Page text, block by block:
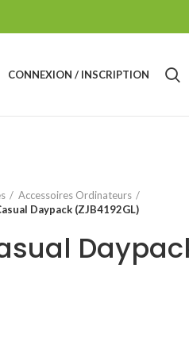
CONNEXION / INSCRIPTION
Accessoires Ordinateurs
Daypack (ZJB4192GL)